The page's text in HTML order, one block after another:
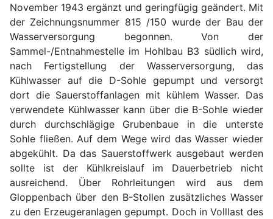
November 1943 ergänzt und geringfügig geändert. Mit
der Zeichnungsnummer 815 /150 wurde der Bau der
Wasserversorgung begonnen. Von der
Sammel-/Entnahmestelle im Hohlbau B3 südlich wird,
nach Fertigstellung der Wasserversorgung, das
Kühlwasser auf die D-Sohle gepumpt und versorgt
dort die Sauerstoffanlagen mit kühlem Wasser. Das
verwendete Kühlwasser kann über die B-Sohle wieder
durch durchschlägige Grubenbaue in die unterste
Sohle fließen. Auf dem Wege wird das Wasser wieder
abgekühlt. Da das Sauerstoffwerk ausgebaut werden
sollte ist der Kühlkreislauf im Dauerbetrieb nicht
ausreichend. Über Rohrleitungen wird aus dem
Gloppenbach über den B-Stollen zusätzliches Wasser
zu den Erzeugeranlagen gepumpt. Doch in Volllast des